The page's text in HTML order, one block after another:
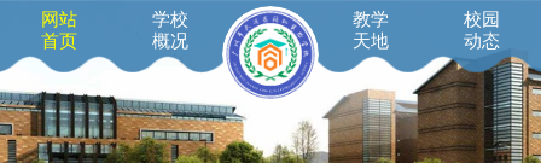
网站
首页
学校
概况
教学
天地
校园
动态